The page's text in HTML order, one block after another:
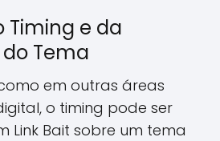
Timing e da
Tema
como em outras áreas
o timing pode ser
Link Bait sobre um tema